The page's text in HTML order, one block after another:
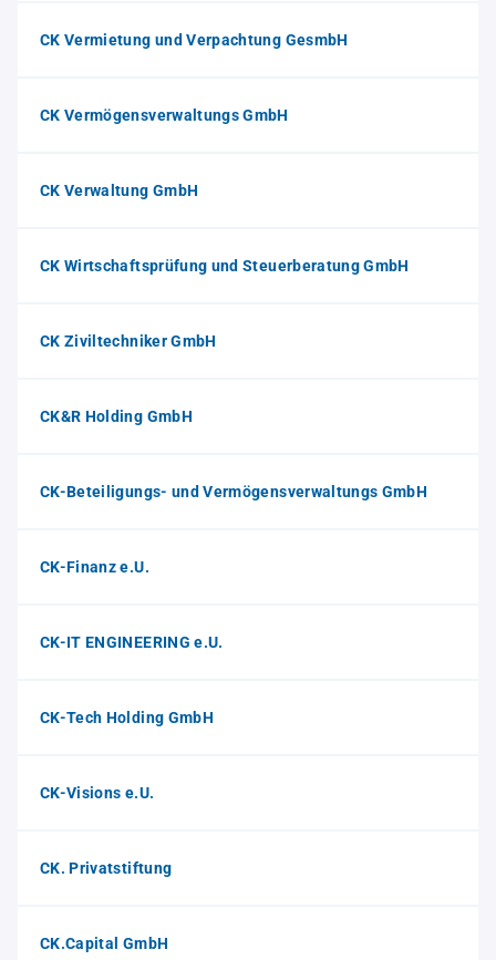
CK Vermietung und Verpachtung GesmbH
CK Vermögensverwaltungs GmbH
CK Verwaltung GmbH
CK Wirtschaftsprüfung und Steuerberatung GmbH
CK Ziviltechniker GmbH
CK&R Holding GmbH
CK-Beteiligungs- und Vermögensverwaltungs GmbH
CK-Finanz e.U.
CK-IT ENGINEERING e.U.
CK-Tech Holding GmbH
CK-Visions e.U.
CK. Privatstiftung
CK.Capital GmbH